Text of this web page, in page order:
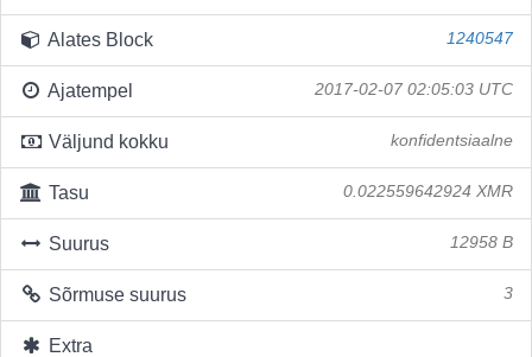
Alates Block 1240547
Ajatempel 2017-02-07 02:05:03 UTC
Väljund kokku konfidentsiaalne
Tasu 0.022559642924 XMR
Suurus 12958 B
Sõrmuse suurus 3
Extra